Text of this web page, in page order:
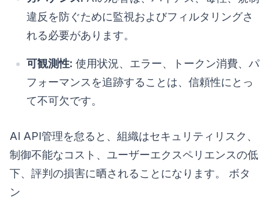
違反を防ぐために監視およびフィルタリングさ
れる必要があります。
可観測性: 使用状況、エラー、トークン消費、パ
フォーマンスを追跡することは、信頼性にとっ
て不可欠です。
AI API管理を怠ると、組織はセキュリティリスク、
制御不能なコスト、ユーザーエクスペリエンスの低
下、評判の損害に晒されることになります。 ボタ
ン